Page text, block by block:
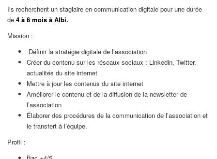
Ils recherchent un stagiaire en communication digitale pour une durée
de 4 à 6 mois à Albi.
Mission :
Définir la stratégie digitale de l’association
Créer du contenu sur les réseaux sociaux : Linkedin, Twitter,
actualités du site internet
Mettre à jour les contenus du site internet
Améliorer le contenu et de la diffusion de la newsletter de
l’association
Élaborer des procédures de la communication de l’association et
le transfert à l’équipe.
Profil :